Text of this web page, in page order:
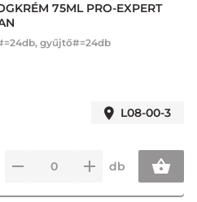
75ML PRO-EXPERT
gyűjtő#=24db
L08-00-3
db